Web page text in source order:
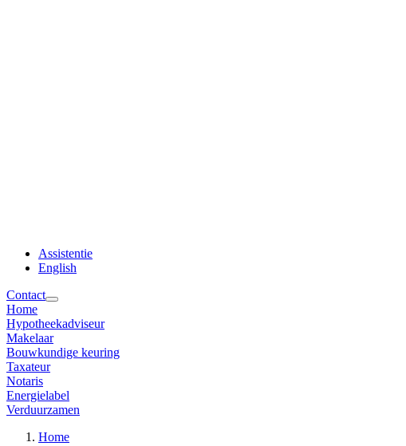
Assistentie
English
Contact
Home
Hypotheekadviseur
Makelaar
Bouwkundige keuring
Taxateur
Notaris
Energielabel
Verduurzamen
Home